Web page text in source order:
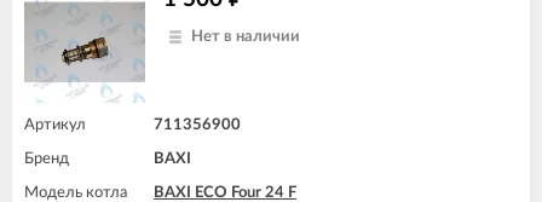
Нет в наличии
Артикул 711356900
Бренд BAXI
Модель котла
BAXI ECO Four 24 F